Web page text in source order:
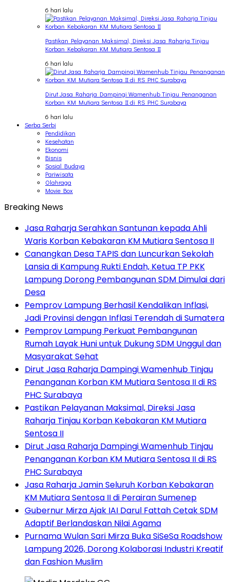
6 hari lalu
Pastikan Pelayanan Maksimal, Direksi Jasa Raharja Tinjau
Korban Kebakaran KM Mutiara Sentosa II
6 hari lalu
Dirut Jasa Raharja Dampingi Wamenhub Tinjau Penanganan
Korban KM Mutiara Sentosa II di RS PHC Surabaya
6 hari lalu
Serba Serbi
Pendidikan
Kesehatan
Ekonomi
Bisnis
Sosial Budaya
Pariwisata
Olahraga
Movie Box
Breaking News
Jasa Raharja Serahkan Santunan kepada Ahli
Waris Korban Kebakaran KM Mutiara Sentosa II
Canangkan Desa TAPIS dan Luncurkan Sekolah
Lansia di Kampung Rukti Endah, Ketua TP PKK
Lampung Dorong Pembangunan SDM Dimulai dari
Desa
Pemprov Lampung Berhasil Kendalikan Inflasi,
Jadi Provinsi dengan Inflasi Terendah di Sumatera
Pemprov Lampung Perkuat Pembangunan
Rumah Layak Huni untuk Dukung SDM Unggul dan
Masyarakat Sehat
Dirut Jasa Raharja Dampingi Wamenhub Tinjau
Penanganan Korban KM Mutiara Sentosa II di RS
PHC Surabaya
Pastikan Pelayanan Maksimal, Direksi Jasa
Raharja Tinjau Korban Kebakaran KM Mutiara
Sentosa II
Dirut Jasa Raharja Dampingi Wamenhub Tinjau
Penanganan Korban KM Mutiara Sentosa II di RS
PHC Surabaya
Jasa Raharja Jamin Seluruh Korban Kebakaran
KM Mutiara Sentosa II di Perairan Sumenep
Gubernur Mirza Ajak IAI Darul Fattah Cetak SDM
Adaptif Berlandaskan Nilai Agama
Purnama Wulan Sari Mirza Buka SiSeSa Roadshow
Lampung 2026, Dorong Kolaborasi Industri Kreatif
dan Fashion Muslim